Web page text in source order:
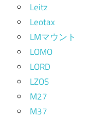
Leitz
Leotax
LMマウント
LOMO
LORD
LZOS
M27
M37